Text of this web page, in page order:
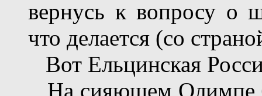
вернусь к вопросу о
что делается (со
Вот Ельцинская
На сияющем Олимпе